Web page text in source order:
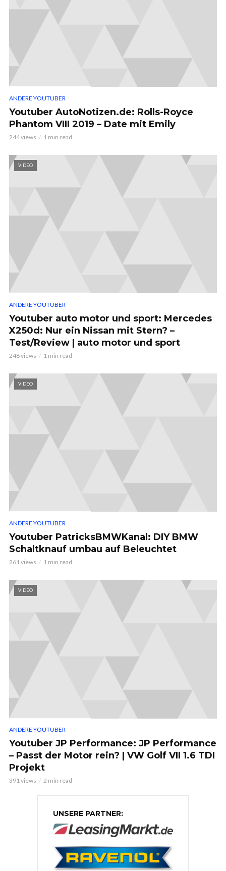
ANDERE YOUTUBER
Youtuber AutoNotizen.de: Rolls-Royce
Phantom VIII 2019 – Date mit Emily
244 views 1 min read
VIDEO
ANDERE YOUTUBER
Youtuber auto motor und sport: Mercedes
X250d: Nur ein Nissan mit Stern? –
Test/Review | auto motor und sport
248 views 1 min read
VIDEO
ANDERE YOUTUBER
Youtuber PatricksBMWKanal: DIY BMW
Schaltknauf umbau auf Beleuchtet
261 views 1 min read
VIDEO
ANDERE YOUTUBER
Youtuber JP Performance: JP Performance
– Passt der Motor rein? | VW Golf VII 1.6 TDI
Projekt
391 views 2 min read
UNSERE PARTNER: